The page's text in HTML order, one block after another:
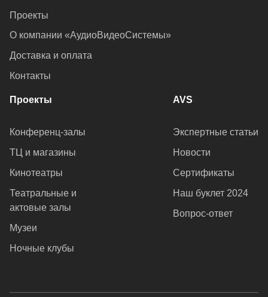
Проекты
О компании «АудиоВидеоСистемы»
Доставка и оплата
Контакты
Проекты
Конференц-залы
ТЦ и магазины
Кинотеатры
Театральные и
актовые залы
Музеи
Ночные клубы
AVS
Экспертные статьи
Новости
Сертификаты
Наш буклет 2024
Вопрос-ответ